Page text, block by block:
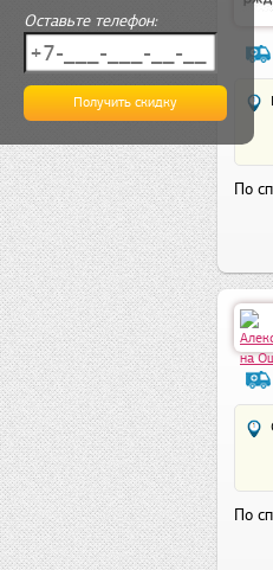
По
По
Оставьте телефон: